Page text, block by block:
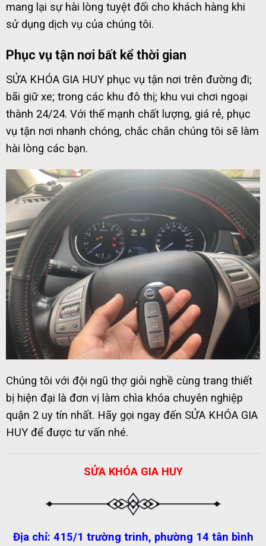
mang lại sự hài lòng tuyệt đối cho khách hàng khi
sử dụng dịch vụ của chúng tôi.
Phục vụ tận nơi bất kể thời gian
SỬA KHÓA GIA HUY phục vụ tận nơi trên đường đi;
bãi giữ xe; trong các khu đô thị; khu vui chơi ngoại
thành 24/24. Với thế mạnh chất lượng, giá rẻ, phục
vụ tận nơi nhanh chóng, chắc chắn chúng tôi sẽ làm
hài lòng các bạn.
Chúng tôi với đội ngũ thợ giỏi nghề cùng trang thiết
bị hiện đại là đơn vị làm chìa khóa chuyên nghiệp
quận 2 uy tín nhất. Hãy gọi ngay đến SỬA KHÓA GIA
HUY để được tư vấn nhé.
SỬA KHÓA GIA HUY
Địa chỉ: 415/1 trường trinh, phường 14 tân bình